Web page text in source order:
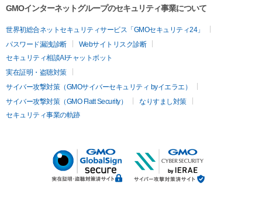
GMOインターネットグループのセキュリティ事業について
世界初総合ネットセキュリティサービス「GMOセキュリティ24」
パスワード漏洩診断
Webサイトリスク診断
セキュリティ相談AIチャットボット
実在証明・盗聴対策
サイバー攻撃対策（GMOサイバーセキュリティ byイエラエ）
サイバー攻撃対策（GMO Flatt Security）
なりすまし対策
セキュリティ事業の軌跡